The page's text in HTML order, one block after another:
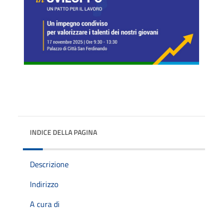
INDICE DELLA PAGINA
Descrizione
Indirizzo
A cura di